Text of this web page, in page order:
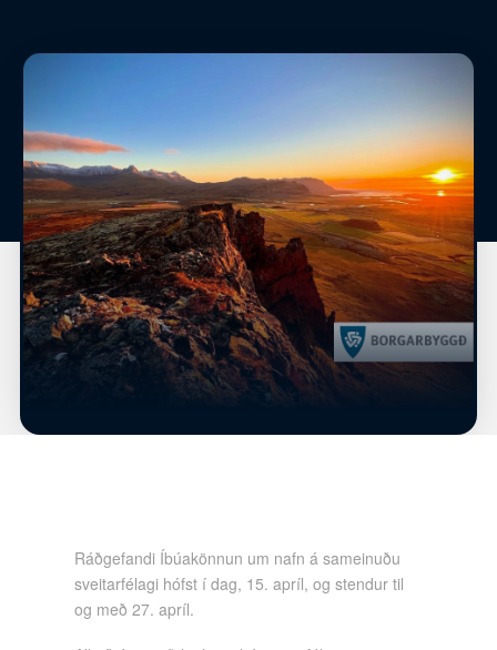
Ráðgefandi Íbúakönnun um nafn á sameinuðu
sveitarfélagi hófst í dag, 15. apríl, og stendur til
og með 27. apríl.